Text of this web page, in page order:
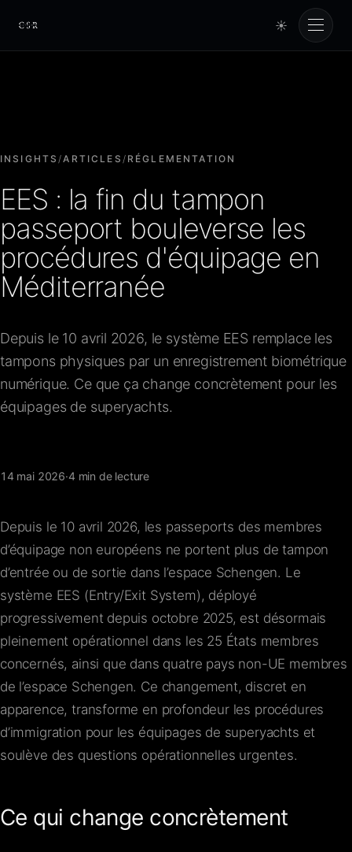
Cursorio
☀
Cursorio Manager
Tools
Insights
FAQ
INSIGHTS/ARTICLES / RÉGLEMENTATION
EES : la fin du tampon
passeport bouleverse les
procédures d'équipage en
Méditerranée
Depuis le 10 avril 2026, le système EES remplace les
tampons physiques par un enregistrement biométrique
numérique. Ce que ça change concrètement pour les
équipages de superyachts.
14 mai 2026·4 min de lecture
Depuis le 10 avril 2026, les passeports des membres
d’équipage non européens ne portent plus de tampon
d’entrée ou de sortie dans l’espace Schengen. Le
système EES (Entry/Exit System), déployé
progressivement depuis octobre 2025, est désormais
pleinement opérationnel dans les 25 États membres
concernés, ainsi que dans quatre pays non-UE membres
de l’espace Schengen. Ce changement, discret en
apparence, transforme en profondeur les procédures
d’immigration pour les équipages de superyachts et
soulève des questions opérationnelles urgentes.
Ce qui change concrètement